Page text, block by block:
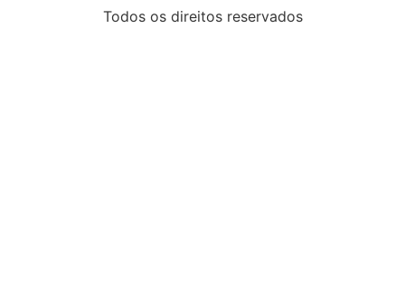
Todos os direitos reservados